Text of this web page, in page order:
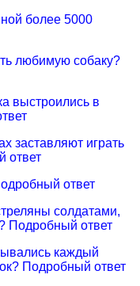
более 5000
любимую собаку?
выстроились в
заставляют играть
ответ
ответ
солдатами,
Подробный ответ
каждый
Подробный ответ